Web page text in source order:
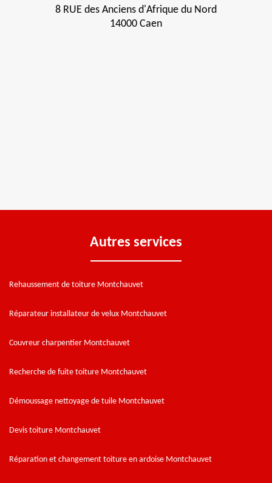
8 RUE des Anciens d'Afrique du Nord
14000 Caen
Autres services
Rehaussement de toiture Montchauvet
Réparateur installateur de velux Montchauvet
Couvreur charpentier Montchauvet
Recherche de fuite toiture Montchauvet
Démoussage nettoyage de tuile Montchauvet
Devis toiture Montchauvet
Réparation et changement toiture en ardoise Montchauvet